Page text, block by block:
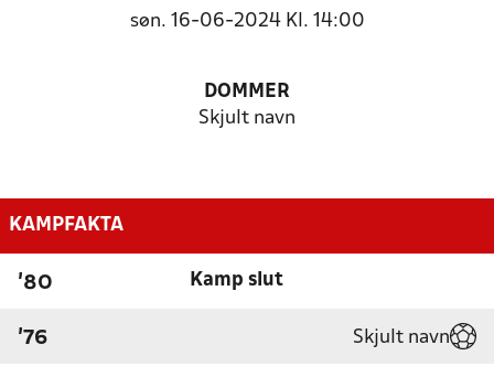
søn. 16-06-2024 Kl. 14:00
DOMMER
Skjult navn
KAMPFAKTA
'80 Kamp slut
'76 Skjult navn